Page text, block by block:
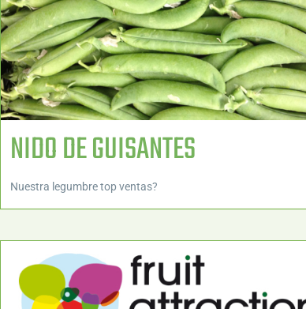
NIDO DE GUISANTES
Nuestra legumbre top ventas?